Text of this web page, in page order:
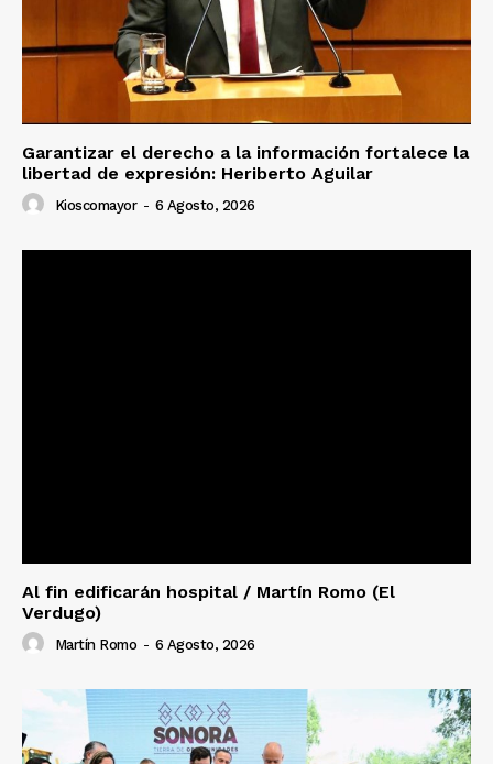
Garantizar el derecho a la información fortalece la
libertad de expresión: Heriberto Aguilar
Kioscomayor - 6 Agosto, 2026
Al fin edificarán hospital / Martín Romo (El
Verdugo)
Martín Romo - 6 Agosto, 2026